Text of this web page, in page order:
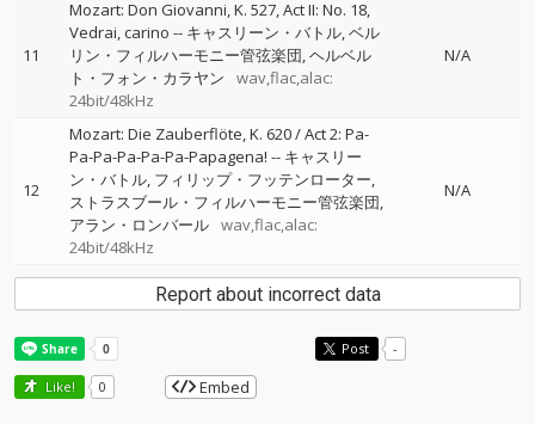
11
Mozart: Don Giovanni, K. 527, Act II: No. 18,
Vedrai, carino -- キャスリーン・バトル ベル
リン・フィルハーモニー管弦楽団 ヘルベル
ト・フォン・カラヤン
wav,flac,alac:
24bit/48kHz
N/A
12
Mozart: Die Zauberflöte, K. 620 / Act 2: Pa-
Pa-Pa-Pa-Pa-Pa-Papagena! -- キャスリー
ン・バトル フィリップ・フッテンローター
ストラスブール・フィルハーモニー管弦楽団
アラン・ロンバール wav,flac,alac:
24bit/48kHz
N/A
Report about incorrect data
Post -
Like! 0 Embed